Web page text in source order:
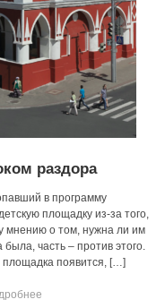
раздора
в программу
площадку из-за того,
мнению о том, нужна ли им
часть – против этого.
площадка появится, […]